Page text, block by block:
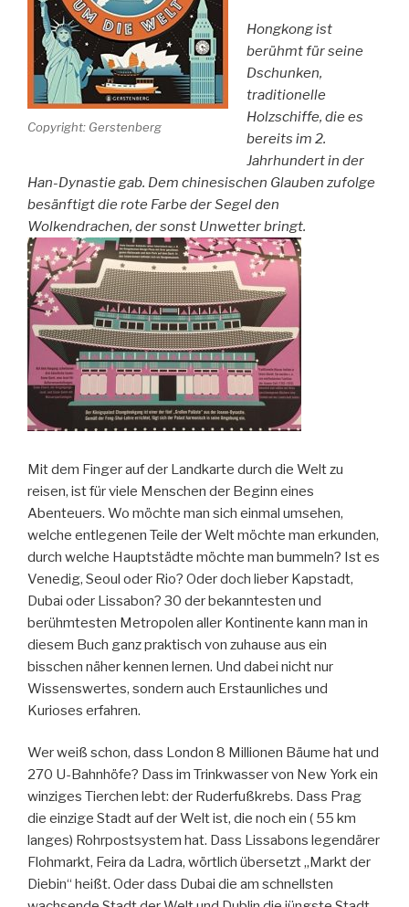
Copyright: Gerstenberg
Hongkong ist
berühmt für seine
Dschunken,
traditionelle
Holzschiffe, die es
bereits im 2.
Jahrhundert in der
Han-Dynastie gab. Dem chinesischen Glauben zufolge
besänftigt die rote Farbe der Segel den
Wolkendrachen, der sonst Unwetter bringt.
Mit dem Finger auf der Landkarte durch die Welt zu
reisen, ist für viele Menschen der Beginn eines
Abenteuers. Wo möchte man sich einmal umsehen,
welche entlegenen Teile der Welt möchte man erkunden,
durch welche Hauptstädte möchte man bummeln? Ist es
Venedig, Seoul oder Rio? Oder doch lieber Kapstadt,
Dubai oder Lissabon? 30 der bekanntesten und
berühmtesten Metropolen aller Kontinente kann man in
diesem Buch ganz praktisch von zuhause aus ein
bisschen näher kennen lernen. Und dabei nicht nur
Wissenswertes, sondern auch Erstaunliches und
Kurioses erfahren.
Wer weiß schon, dass London 8 Millionen Bäume hat und
270 U-Bahnhöfe? Dass im Trinkwasser von New York ein
winziges Tierchen lebt: der Ruderfußkrebs. Dass Prag
die einzige Stadt auf der Welt ist, die noch ein ( 55 km
langes) Rohrpostsystem hat. Dass Lissabons legendärer
Flohmarkt, Feira da Ladra, wörtlich übersetzt „Markt der
Diebin“ heißt. Oder dass Dubai die am schnellsten